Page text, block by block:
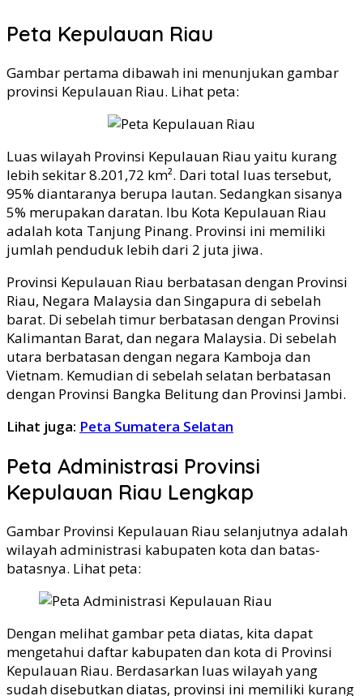
Peta Kepulauan Riau
Gambar pertama dibawah ini menunjukan gambar
provinsi Kepulauan Riau. Lihat peta:
Luas wilayah Provinsi Kepulauan Riau yaitu kurang
lebih sekitar 8.201,72 km². Dari total luas tersebut,
95% diantaranya berupa lautan. Sedangkan sisanya
5% merupakan daratan. Ibu Kota Kepulauan Riau
adalah kota Tanjung Pinang. Provinsi ini memiliki
jumlah penduduk lebih dari 2 juta jiwa.
Provinsi Kepulauan Riau berbatasan dengan Provinsi
Riau, Negara Malaysia dan Singapura di sebelah
barat. Di sebelah timur berbatasan dengan Provinsi
Kalimantan Barat, dan negara Malaysia. Di sebelah
utara berbatasan dengan negara Kamboja dan
Vietnam. Kemudian di sebelah selatan berbatasan
dengan Provinsi Bangka Belitung dan Provinsi Jambi.
Lihat juga: Peta Sumatera Selatan
Peta Administrasi Provinsi
Kepulauan Riau Lengkap
Gambar Provinsi Kepulauan Riau selanjutnya adalah
wilayah administrasi kabupaten kota dan batas-
batasnya. Lihat peta:
Dengan melihat gambar peta diatas, kita dapat
mengetahui daftar kabupaten dan kota di Provinsi
Kepulauan Riau. Berdasarkan luas wilayah yang
sudah disebutkan diatas, provinsi ini memiliki kurang